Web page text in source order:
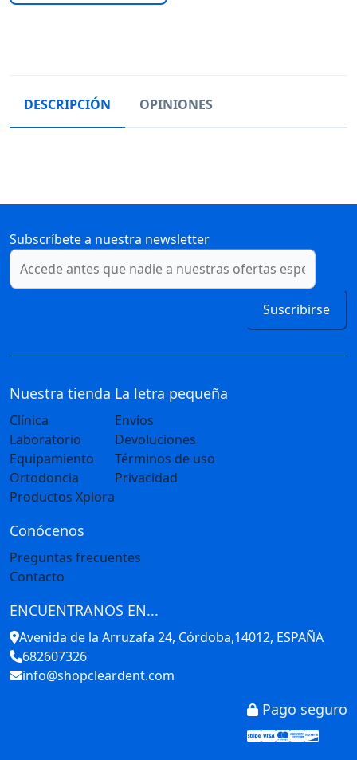
DESCRIPCIÓN OPINIONES
Subscríbete a nuestra newsletter
Suscribirse
Nuestra tienda
Clínica
Laboratorio
Equipamiento
Ortodoncia
Productos Xplora
La letra pequeña
Envíos
Devoluciones
Términos de uso
Privacidad
Conócenos
Preguntas frecuentes
Contacto
ENCUENTRANOS EN...
Avenida de la Arruzafa 24, Córdoba,14012, ESPAÑA
682607326
info@shopcleardent.com
Pago seguro
Stripe
Visa